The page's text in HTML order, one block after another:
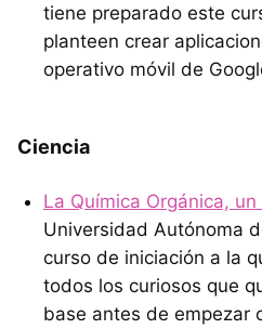
tiene preparado este
planteen crear
operativo móvil de
Ciencia
La Química Orgánica,
Universidad Autónoma
curso de iniciación a la
todos los curiosos que
base antes de empezar